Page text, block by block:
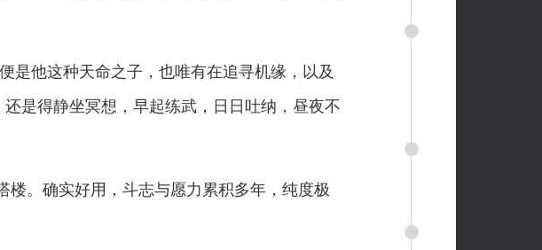
他这种天命之子，也唯有在追寻机缘，以及
是得静坐冥想，早起练武，日日吐纳，昼夜不
。确实好用，斗志与愿力累积多年，纯度极